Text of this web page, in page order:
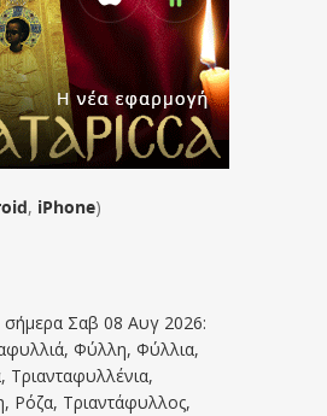
, iPhone)
Σαβ 08 Αυγ 2026:
Φύλλη, Φύλλια,
Τριανταφυλλένια,
Ρόζα, Τριαντάφυλλος,